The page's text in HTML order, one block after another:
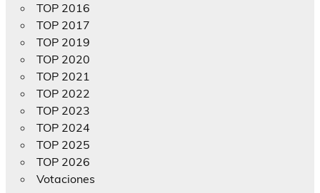
TOP 2016
TOP 2017
TOP 2019
TOP 2020
TOP 2021
TOP 2022
TOP 2023
TOP 2024
TOP 2025
TOP 2026
Votaciones